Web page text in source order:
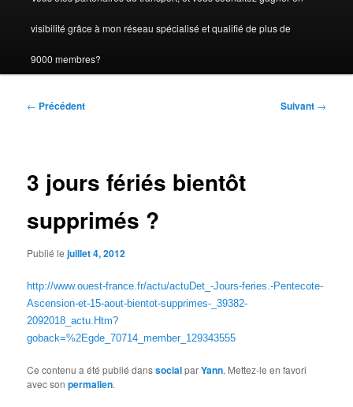
visibilité grâce à mon réseau spécialisé et qualifié de plus de
9000 membres?
Navigation
← Précédent Suivant →
3 jours fériés bientôt
supprimés ?
Publié lejuillet 4, 2012
http://www.ouest-france.fr/actu/actuDet_-Jours-feries.-Pentecote-
Ascension-et-15-aout-bientot-supprimes-_39382-
2092018_actu.Htm?
goback=%2Egde_70714_member_129343555
Ce contenu a été publié danssocialparYann. Mettez-le en favori
avec sonpermalien.